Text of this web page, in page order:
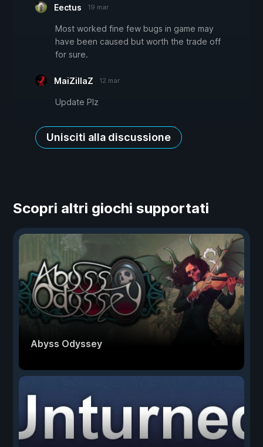
Eectus 19 mar
Most worked fine few bugs in game may
have been caused but worth the trade off
for sure.
MaiZillaZ 12 mar
Update Plz
Unisciti alla discussione
Scopri altri giochi supportati
Abyss Odyssey